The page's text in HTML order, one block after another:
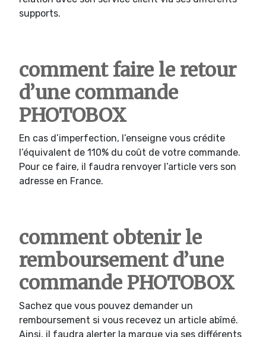
supports.
comment faire le retour
d’une commande
PHOTOBOX
En cas d’imperfection, l’enseigne vous crédite
l’équivalent de 110% du coût de votre commande.
Pour ce faire, il faudra renvoyer l’article vers son
adresse en France.
comment obtenir le
remboursement d’une
commande PHOTOBOX
Sachez que vous pouvez demander un
remboursement si vous recevez un article abîmé.
Ainsi, il faudra alerter la marque via ses différents